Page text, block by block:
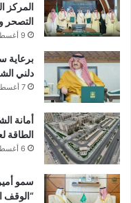
المركز
التصحر
9 أغسطس, 2026
برعاية
دلني
7 أغسطس, 2026
أمانة
الطاقة لعام 2025 بنسبة
6 أغسطس, 2026
سمو
“الوقف